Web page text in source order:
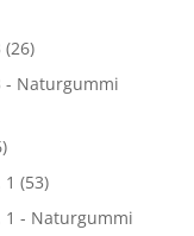
(26)
- Naturgummi
(53)
1 - Naturgummi